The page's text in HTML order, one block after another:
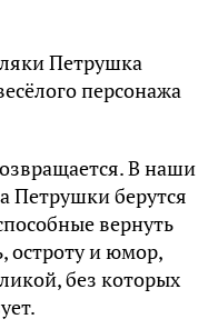
Петрушка
персонажа
В наши
Петрушки берутся
вернуть
остроту и юмор,
без которых